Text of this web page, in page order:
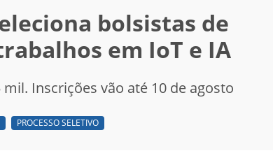
bolsistas de
em IoT e IA
Inscrições vão até 10 de agosto
PROCESSO SELETIVO